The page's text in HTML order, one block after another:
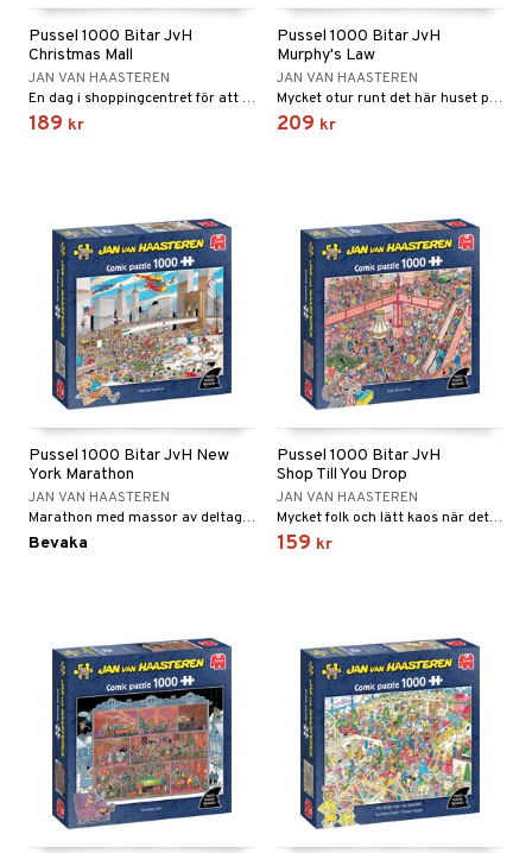
Pussel 1000 Bitar JvH
Christmas Mall
JAN VAN HAASTEREN
En dag i shoppingcentret för att handla julklappar.
189 kr
Pussel 1000 Bitar JvH
Murphy's Law
JAN VAN HAASTEREN
Mycket otur runt det här huset på gatan.
209 kr
Pussel 1000 Bitar JvH New
York Marathon
JAN VAN HAASTEREN
Marathon med massor av deltagare!
Bevaka
Pussel 1000 Bitar JvH
Shop Till You Drop
JAN VAN HAASTEREN
Mycket folk och lätt kaos när det är rea på köpcentret!
159 kr